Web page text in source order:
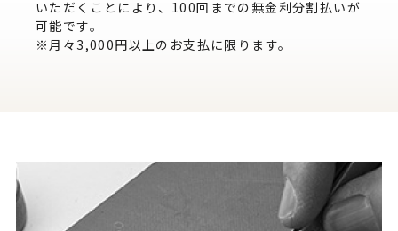
いただくことにより、100回までの無金利分割払いが
可能です。
※月々3,000円以上のお支払に限ります。